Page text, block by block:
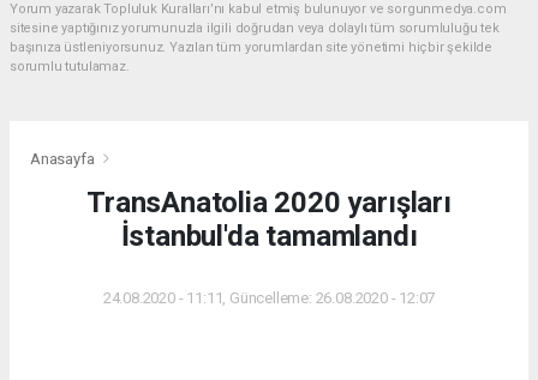
Yorum yazarak Topluluk Kuralları’nı kabul etmiş bulunuyor ve sorgunmedya.com
sitesine yaptığınız yorumunuzla ilgili doğrudan veya dolaylı tüm sorumluluğu tek
başınıza üstleniyorsunuz. Yazılan tüm yorumlardan site yönetimi hiçbir şekilde
sorumlu tutulamaz.
Anasayfa
TransAnatolia 2020 yarışları
İstanbul'da tamamlandı
24.08.2020 - 11:11, Güncelleme: 26.08.2020 - 12:07